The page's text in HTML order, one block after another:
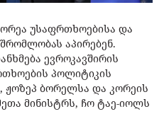
უსაფრთხოებისა და
აპირებენ.
ევროკავშირის
პოლიტიკის
ჟოზეპ ბორელსა და კორეის
მინისტრს, ჩო ტაე-იოლს